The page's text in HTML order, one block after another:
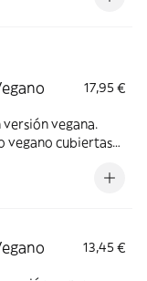
17,95 €
vegana.
vegano cubiertas
que más te
13,45 €